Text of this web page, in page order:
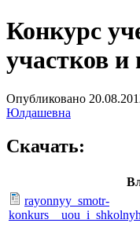
Конкурс
участков
Опубликовано
Юлдашевна
Скачать:
rayonnyy_smotr-